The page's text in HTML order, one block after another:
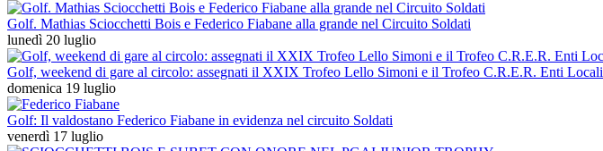
Golf. Mathias Sciocchetti Bois e Federico Fiabane alla grande nel Circuito Soldati
lunedì 20 luglio
Golf, weekend di gare al circolo: assegnati il XXIX Trofeo Lello Simoni e il Trofeo C.R.E.R. Enti Locali
domenica 19 luglio
Golf: Il valdostano Federico Fiabane in evidenza nel circuito Soldati
venerdì 17 luglio